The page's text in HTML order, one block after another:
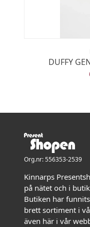
DUFFY
Org.nr: 556353-2539
Kinnarps
på nätet och i
Butiken har
brett sortiment i
även här i vår